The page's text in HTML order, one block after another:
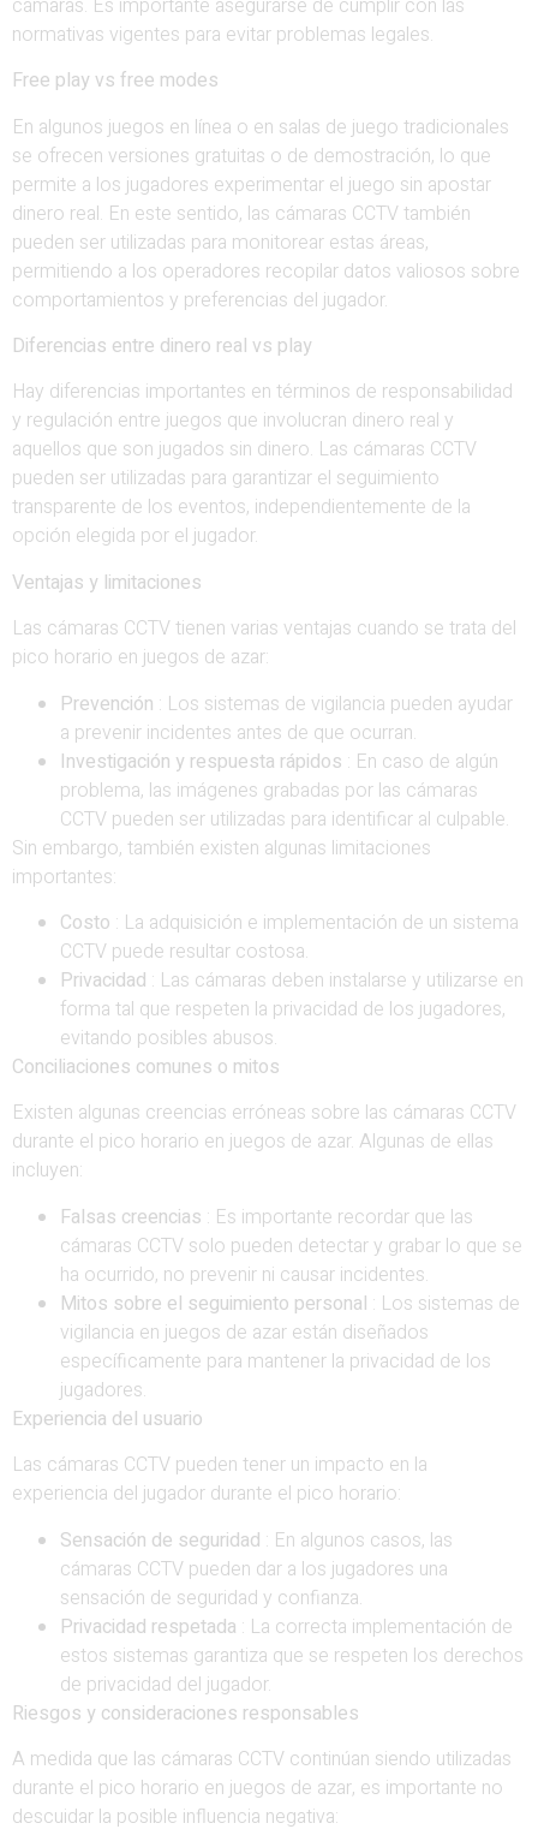
cámaras. Es importante asegurarse de cumplir con las
normativas vigentes para evitar problemas legales.
Free play vs free modes
En algunos juegos en línea o en salas de juego tradicionales
se ofrecen versiones gratuitas o de demostración, lo que
permite a los jugadores experimentar el juego sin apostar
dinero real. En este sentido, las cámaras CCTV también
pueden ser utilizadas para monitorear estas áreas,
permitiendo a los operadores recopilar datos valiosos sobre
comportamientos y preferencias del jugador.
Diferencias entre dinero real vs play
Hay diferencias importantes en términos de responsabilidad
y regulación entre juegos que involucran dinero real y
aquellos que son jugados sin dinero. Las cámaras CCTV
pueden ser utilizadas para garantizar el seguimiento
transparente de los eventos, independientemente de la
opción elegida por el jugador.
Ventajas y limitaciones
Las cámaras CCTV tienen varias ventajas cuando se trata del
pico horario en juegos de azar:
Prevención : Los sistemas de vigilancia pueden ayudar
a prevenir incidentes antes de que ocurran.
Investigación y respuesta rápidos : En caso de algún
problema, las imágenes grabadas por las cámaras
CCTV pueden ser utilizadas para identificar al culpable.
Sin embargo, también existen algunas limitaciones
importantes:
Costo : La adquisición e implementación de un sistema
CCTV puede resultar costosa.
Privacidad : Las cámaras deben instalarse y utilizarse en
forma tal que respeten la privacidad de los jugadores,
evitando posibles abusos.
Conciliaciones comunes o mitos
Existen algunas creencias erróneas sobre las cámaras CCTV
durante el pico horario en juegos de azar. Algunas de ellas
incluyen:
Falsas creencias : Es importante recordar que las
cámaras CCTV solo pueden detectar y grabar lo que se
ha ocurrido, no prevenir ni causar incidentes.
Mitos sobre el seguimiento personal : Los sistemas de
vigilancia en juegos de azar están diseñados
específicamente para mantener la privacidad de los
jugadores.
Experiencia del usuario
Las cámaras CCTV pueden tener un impacto en la
experiencia del jugador durante el pico horario:
Sensación de seguridad : En algunos casos, las
cámaras CCTV pueden dar a los jugadores una
sensación de seguridad y confianza.
Privacidad respetada : La correcta implementación de
estos sistemas garantiza que se respeten los derechos
de privacidad del jugador.
Riesgos y consideraciones responsables
A medida que las cámaras CCTV continúan siendo utilizadas
durante el pico horario en juegos de azar, es importante no
descuidar la posible influencia negativa: